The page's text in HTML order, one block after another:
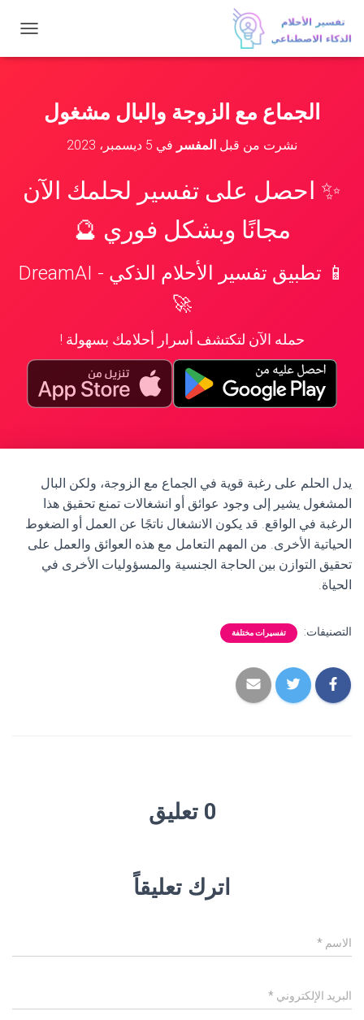
ب
ل
الجماع مع الزوجة والبال مشغول
نشرت من قبل المفسر في 5 ديسمبر، 2023
✨ احصل على تفسير لحلمك الآن
مجانًا وبشكل فوري 🔮
📱 تطبيق تفسير الأحلام الذكي - DreamAI
🚀
حمله الآن لتكتشف أسرار أحلامك بسهولة !
يدل الحلم على رغبة قوية في الجماع مع الزوجة، ولكن البال
المشغول يشير إلى وجود عوائق أو انشغالات تمنع تحقيق هذا
الرغبة في الواقع. قد يكون الانشغال ناتجًا عن العمل أو الضغوط
الحياتية الأخرى. من المهم التعامل مع هذه العوائق والعمل على
تحقيق التوازن بين الحاجة الجنسية والمسؤوليات الأخرى في
الحياة.
التصنيفات: تفسيرات مختلفة
0 تعليق
اترك تعليقاً
الاسم *
البريد الإلكتروني *